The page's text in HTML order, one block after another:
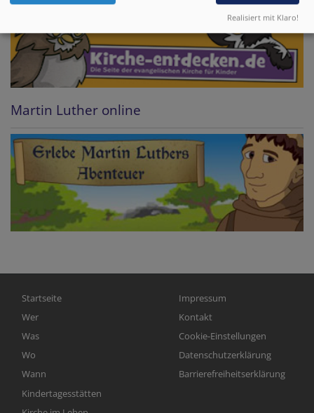
Martin Luther online
Hauptnavigation
Startseite
Wer
Was
Wo
Wann
Kindertagesstätten
Fußbereichsmenü
Impressum
Kontakt
Cookie-Einstellungen
Datenschutzerklärung
Barrierefreiheitserklärung
Realisiert mit Klaro!